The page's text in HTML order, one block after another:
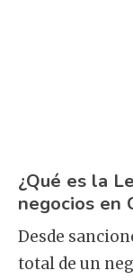
¿Qué es la
negocios en
Desde
total de un